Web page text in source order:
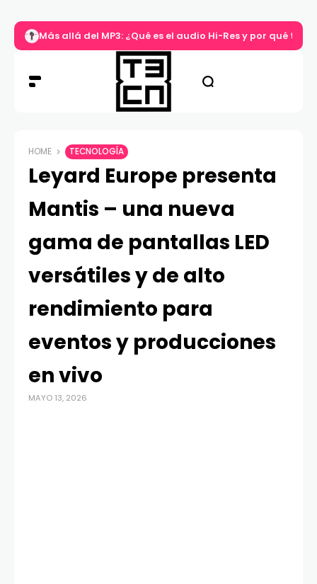
Más allá del MP3: ¿Qué es el audio Hi-Res y por qué tu
HOME TECNOLOGÍA
Leyard Europe presenta
Mantis – una nueva
gama de pantallas LED
versátiles y de alto
rendimiento para
eventos y producciones
en vivo
MAYO 13, 2026